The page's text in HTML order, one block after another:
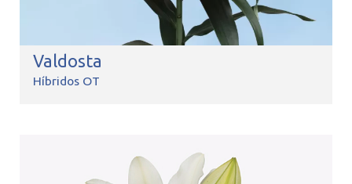
Valdosta
Híbridos OT